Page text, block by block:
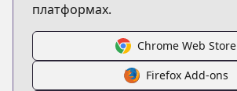
платформах.
Chrome Web Store
Firefox Add-ons